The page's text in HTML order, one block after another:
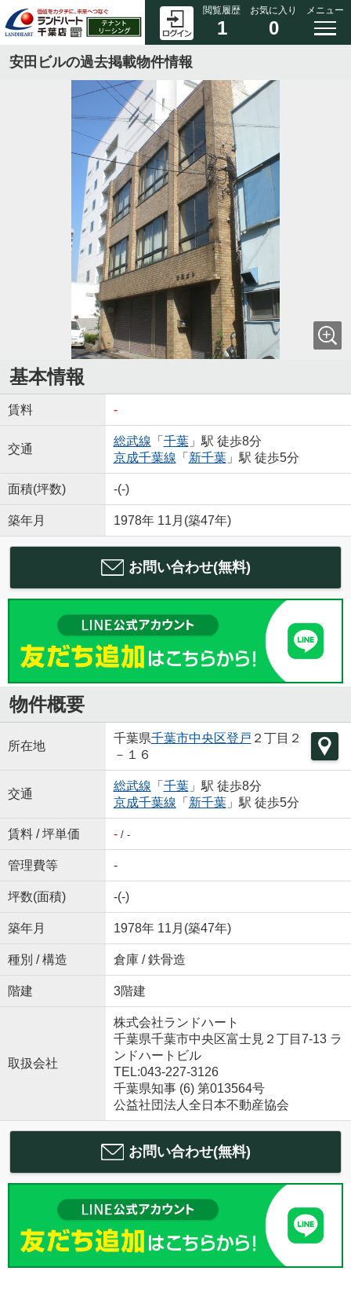
閲覧履歴
1
お気に入り
0
メニュー
安田ビルの過去掲載物件情報
基本情報
賃料 -
交通
総武線 「 千葉」駅 徒歩8分
京成千葉線 「 新千葉」駅 徒歩5分
面積(坪数) -(-)
築年月 1978年 11月(築47年)
お問い合わせ(無料)
物件概要
所在地
千葉県千葉市中央区登戸 ２丁目２
－１６
交通
総武線 「 千葉」駅 徒歩8分
京成千葉線 「 新千葉」駅 徒歩5分
賃料 / 坪単価 -/ -
管理費等 -
坪数(面積) -(-)
築年月 1978年 11月(築47年)
種別 / 構造 倉庫 / 鉄骨造
階建 3階建
取扱会社
株式会社ランドハート
千葉県千葉市中央区富士見２丁目7-13 ラ
ンドハートビル
TEL:043-227-3126
千葉県知事 (6) 第013564号
公益社団法人全日本不動産協会
お問い合わせ(無料)